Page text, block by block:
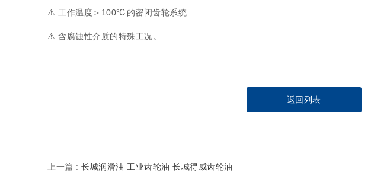
⚠️ 工作温度＞100℃的密闭齿轮系统
⚠️ 含腐蚀性介质的特殊工况。
返回列表
上一篇 : 长城润滑油 工业齿轮油 长城得威齿轮油